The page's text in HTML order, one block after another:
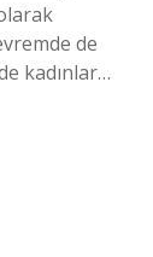
de
kadınlar…